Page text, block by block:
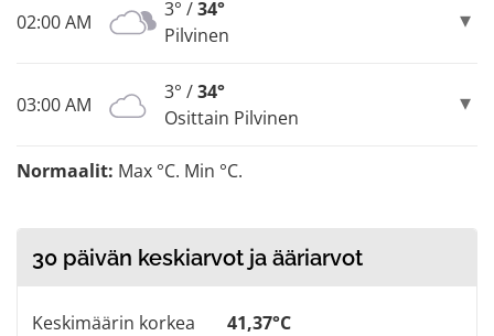
02:00 AM
3° /34°
Pilvinen
03:00 AM
3° /34°
Osittain Pilvinen
Normaalit: Max °C. Min °C.
30 päivän keskiarvot ja ääriarvot
Keskimäärin korkea
41,37°C